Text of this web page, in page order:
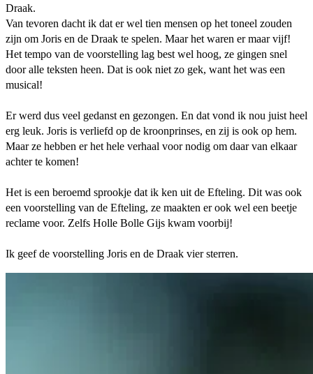
Draak.
Van tevoren dacht ik dat er wel tien mensen op het toneel zouden
zijn om Joris en de Draak te spelen. Maar het waren er maar vijf!
Het tempo van de voorstelling lag best wel hoog, ze gingen snel
door alle teksten heen. Dat is ook niet zo gek, want het was een
musical!
Er werd dus veel gedanst en gezongen. En dat vond ik nou juist heel
erg leuk. Joris is verliefd op de kroonprinses, en zij is ook op hem.
Maar ze hebben er het hele verhaal voor nodig om daar van elkaar
achter te komen!
Het is een beroemd sprookje dat ik ken uit de Efteling. Dit was ook
een voorstelling van de Efteling, ze maakten er ook wel een beetje
reclame voor. Zelfs Holle Bolle Gijs kwam voorbij!
Ik geef de voorstelling Joris en de Draak vier sterren.